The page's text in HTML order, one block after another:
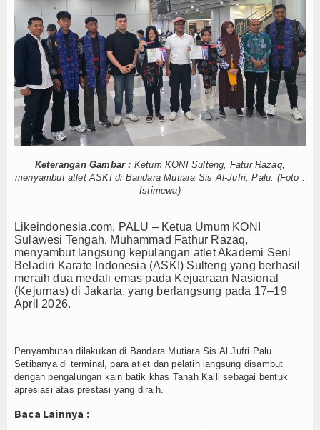
Tokoh
Ceramah
Hikmah
Index Berita
Download
Video
Agenda
Forum
Register
Palu, Sigi, dan Donggala Jadi Tujuan Wisata
Akhirnya, Penerbangan Internasional Perdana
Suka Rekam Orang Tanpa Izin Buat Konten?
Masa Transisi Darurat Gempa Sigi Resmi
Perhatikan Kualitas Air, Depot di Palu Diminta
Mahasiswi Asal Morut Meninggal di Kos Palu,
Usai Palu–Guangzhou, Sulteng Bidik Rute
Mayat Perempuan Ditemukan Mengapung di
Karyawan Hilang Usai Jatuh dari Tongkang di
Palu, Sigi, dan Donggala Jadi Tujuan Wisata
Akhirnya, Penerbangan Internasional Perdana
Suka Rekam Orang Tanpa Izin Buat Konten?
Perhatikan Kualitas Air, Depot di Palu Diminta
Mahasiswi Asal Morut Meninggal di Kos Palu,
Keterangan Gambar : Ketum KONI Sulteng, Fatur Razaq,
menyambut atlet ASKI di Bandara Mutiara Sis Al-Jufri, Palu. (Foto :
Istimewa)
Likeindonesia.com, PALU – Ketua Umum KONI
Sulawesi Tengah, Muhammad Fathur Razaq,
menyambut langsung kepulangan atlet Akademi Seni
Beladiri Karate Indonesia (ASKI) Sulteng yang berhasil
meraih dua medali emas pada Kejuaraan Nasional
(Kejurnas) di Jakarta, yang berlangsung pada 17–19
April 2026.
Penyambutan dilakukan di Bandara Mutiara Sis Al Jufri Palu.
Setibanya di terminal, para atlet dan pelatih langsung disambut
dengan pengalungan kain batik khas Tanah Kaili sebagai bentuk
apresiasi atas prestasi yang diraih.
Baca Lainnya :